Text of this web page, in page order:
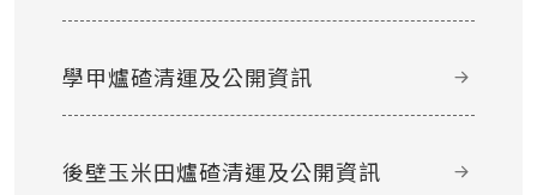
學甲爐碴清運及公開資訊
後壁玉米田爐碴清運及公開資訊